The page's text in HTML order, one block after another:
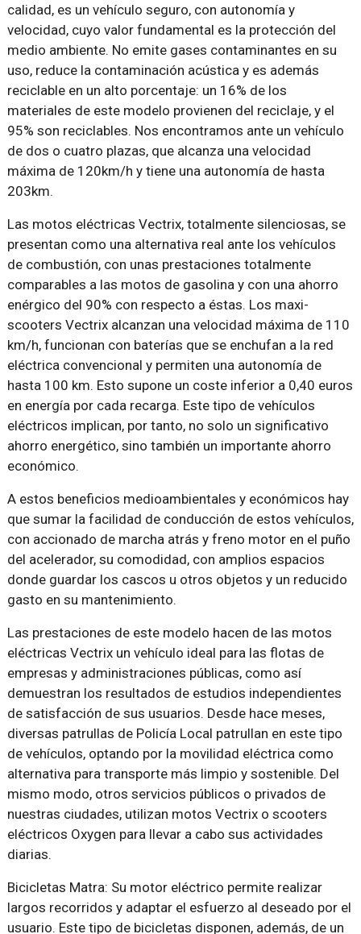
calidad, es un vehículo seguro, con autonomía y
velocidad, cuyo valor fundamental es la protección del
medio ambiente. No emite gases contaminantes en su
uso, reduce la contaminación acústica y es además
reciclable en un alto porcentaje: un 16% de los
materiales de este modelo provienen del reciclaje, y el
95% son reciclables. Nos encontramos ante un vehículo
de dos o cuatro plazas, que alcanza una velocidad
máxima de 120km/h y tiene una autonomía de hasta
203km.
Las motos eléctricas Vectrix, totalmente silenciosas, se
presentan como una alternativa real ante los vehículos
de combustión, con unas prestaciones totalmente
comparables a las motos de gasolina y con una ahorro
enérgico del 90% con respecto a éstas. Los maxi-
scooters Vectrix alcanzan una velocidad máxima de 110
km/h, funcionan con baterías que se enchufan a la red
eléctrica convencional y permiten una autonomía de
hasta 100 km. Esto supone un coste inferior a 0,40 euros
en energía por cada recarga. Este tipo de vehículos
eléctricos implican, por tanto, no solo un significativo
ahorro energético, sino también un importante ahorro
económico.
A estos beneficios medioambientales y económicos hay
que sumar la facilidad de conducción de estos vehículos,
con accionado de marcha atrás y freno motor en el puño
del acelerador, su comodidad, con amplios espacios
donde guardar los cascos u otros objetos y un reducido
gasto en su mantenimiento.
Las prestaciones de este modelo hacen de las motos
eléctricas Vectrix un vehículo ideal para las flotas de
empresas y administraciones públicas, como así
demuestran los resultados de estudios independientes
de satisfacción de sus usuarios. Desde hace meses,
diversas patrullas de Policía Local patrullan en este tipo
de vehículos, optando por la movilidad eléctrica como
alternativa para transporte más limpio y sostenible. Del
mismo modo, otros servicios públicos o privados de
nuestras ciudades, utilizan motos Vectrix o scooters
eléctricos Oxygen para llevar a cabo sus actividades
diarias.
Bicicletas Matra: Su motor eléctrico permite realizar
largos recorridos y adaptar el esfuerzo al deseado por el
usuario. Este tipo de bicicletas disponen, además, de un